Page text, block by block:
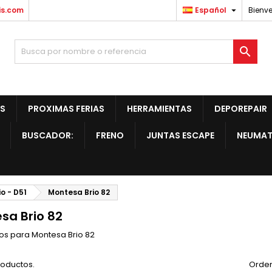
Español 

PROXIMAS FERIAS HERRAMIENTAS DEPOREPAIR
BUSCADOR: FRENO JUNTAS ESCAPE
- D51 Montesa Brio 82
Brio 82
para Montesa Brio 82